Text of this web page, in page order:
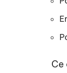
Ce